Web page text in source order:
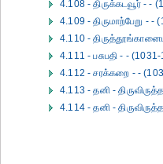
4.108 - திருக்கடவூர் - -
4.109 - திருமாற்பேறு - -
4.110 -
4.111 - பசுபதி - -
4.112 - சரக்கறை - -
4.113 - தனி -
4.114 - தனி -